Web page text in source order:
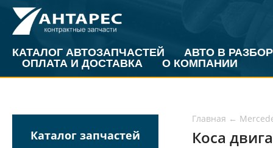
КАТАЛОГ АВТОЗАПЧАСТЕЙ
АВТО В РАЗБОР
ОПЛАТА И ДОСТАВКА
О КОМПАНИИ
Каталог запчастей
Главная ←
Коса